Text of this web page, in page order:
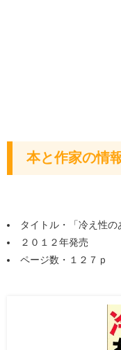
本と作家の情
タイトル・「冷え性の
２０１２年発売
ページ数・１２７ｐ